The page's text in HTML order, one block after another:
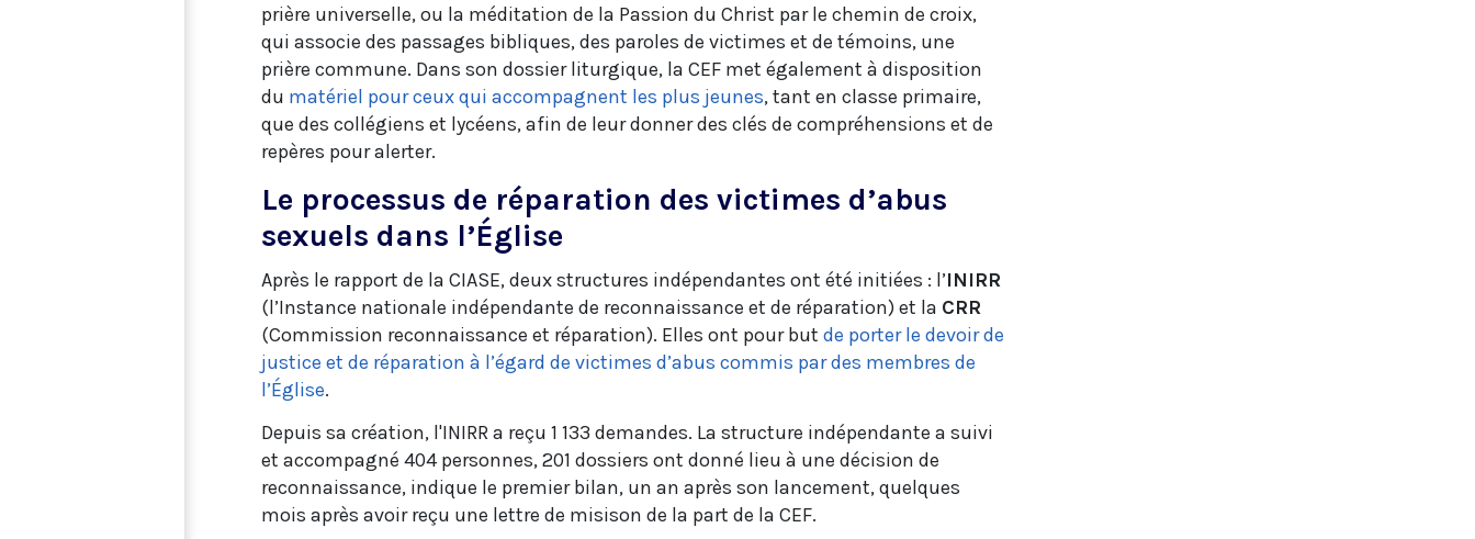
prière universelle, ou la méditation de la Passion du Christ par le chemin de croix,
qui associe des passages bibliques, des paroles de victimes et de témoins, une
prière commune. Dans son dossier liturgique, la CEF met également à disposition
du matériel pour ceux qui accompagnent les plus jeunes, tant en classe primaire,
que des collégiens et lycéens, afin de leur donner des clés de compréhensions et de
repères pour alerter.
Le processus de réparation des victimes d’abus
sexuels dans l’Église
Après le rapport de la CIASE, deux structures indépendantes ont été initiées : l’INIRR
(l’Instance nationale indépendante de reconnaissance et de réparation) et la CRR
(Commission reconnaissance et réparation). Elles ont pour but de porter le devoir de
justice et de réparation à l’égard de victimes d’abus commis par des membres de
l’Église.
Depuis sa création, l'INIRR a reçu 1 133 demandes. La structure indépendante a suivi
et accompagné 404 personnes, 201 dossiers ont donné lieu à une décision de
reconnaissance, indique le premier bilan, un an après son lancement, quelques
mois après avoir reçu une lettre de misison de la part de la CEF.